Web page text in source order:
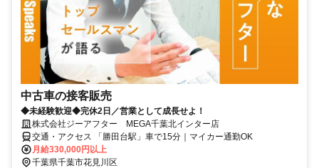
中古車の接客販売
◆未経験歓迎◆完休2日／営業として成長せよ！
株式会社ジーアフター MEGA千葉北インター店
交通・アクセス 「勝田台駅」車で15分｜マイカー通勤OK
月給330,000円以上
千葉県千葉市花見川区